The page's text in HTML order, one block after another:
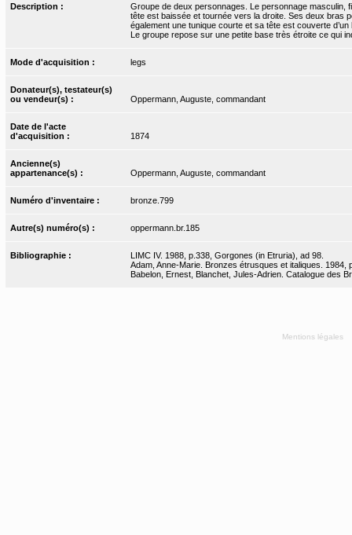
Description :
Groupe de deux personnages. Le personnage masculin,
tête est baissée et tournée vers la droite. Ses deux bras
également une tunique courte et sa tête est couverte d’un
Le groupe repose sur une petite base très étroite ce qui
Mode d'acquisition : legs
Donateur(s), testateur(s)
ou vendeur(s) :
Oppermann, Auguste, commandant
Date de l'acte
d'acquisition :
1874
Ancienne(s)
appartenance(s) :
Oppermann, Auguste, commandant
Numéro d'inventaire : bronze.799
Autre(s) numéro(s) : oppermann.br.185
Bibliographie :
LIMC IV. 1988, p.338, Gorgones (in Etruria), ad 98.
Adam, Anne-Marie. Bronzes étrusques et italiques. 1984,
Babelon, Ernest, Blanchet, Jules-Adrien. Catalogue des
Mentions légales